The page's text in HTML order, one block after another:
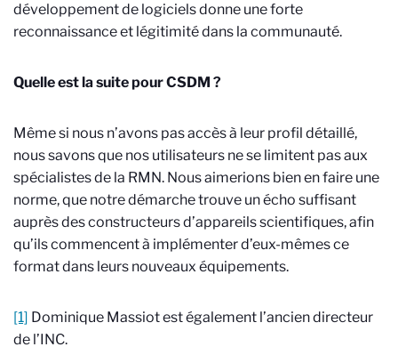
développement de logiciels donne une forte
reconnaissance et légitimité dans la communauté.
Quelle est la suite pour CSDM ?
Même si nous n’avons pas accès à leur profil détaillé,
nous savons que nos utilisateurs ne se limitent pas aux
spécialistes de la RMN. Nous aimerions bien en faire une
norme, que notre démarche trouve un écho suffisant
auprès des constructeurs d’appareils scientifiques, afin
qu’ils commencent à implémenter d’eux-mêmes ce
format dans leurs nouveaux équipements.
[1] Dominique Massiot est également l’ancien directeur
de l’INC.